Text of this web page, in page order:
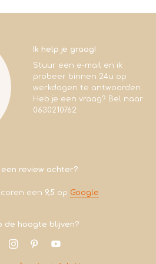
Ik help je graag!
Stuur een e-mail en ik
probeer binnen 24u op
werkdagen te antwoorden.
Heb je een vraag? Bel naar
0630210762
review achter?
een 9,5 op Google
de hoogte blijven?